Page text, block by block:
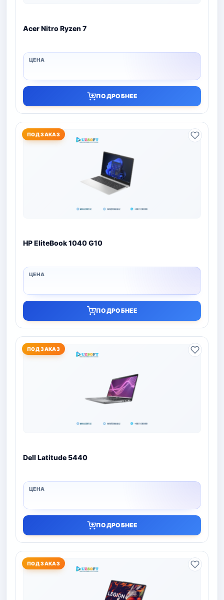
Acer Nitro Ryzen 7
ПОДРОБНЕЕ
ПОД ЗАКАЗ
HP EliteBook 1040 G10
ПОДРОБНЕЕ
ПОД ЗАКАЗ
Dell Latitude 5440
ПОДРОБНЕЕ
ПОД ЗАКАЗ